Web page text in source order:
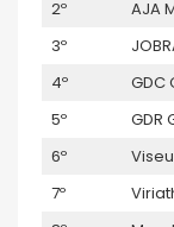
2º
AJA
3º
4º
GDC
5º
GDR
6º
7º